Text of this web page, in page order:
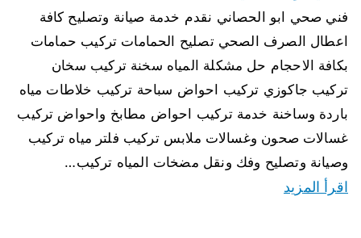
فني صحي ابو الحصاني نقدم خدمة صيانة وتصليح كافة
اعطال الصرف الصحي تصليح الحمامات تركيب حمامات
بكافة الاحجام حل مشكلة المياه سخنة تركيب سخان
تركيب جاكوزي تركيب احواض سباحة تركيب خلاطات مياه
باردة وساخنة خدمة تركيب احواض مطابخ واحواض تركيب
غسالات صحون وغسالات ملابس تركيب فلتر مياه تركيب
وصيانة وتصليح وفك ونقل مضخات المياه تركيب…
اقرأ المزيد